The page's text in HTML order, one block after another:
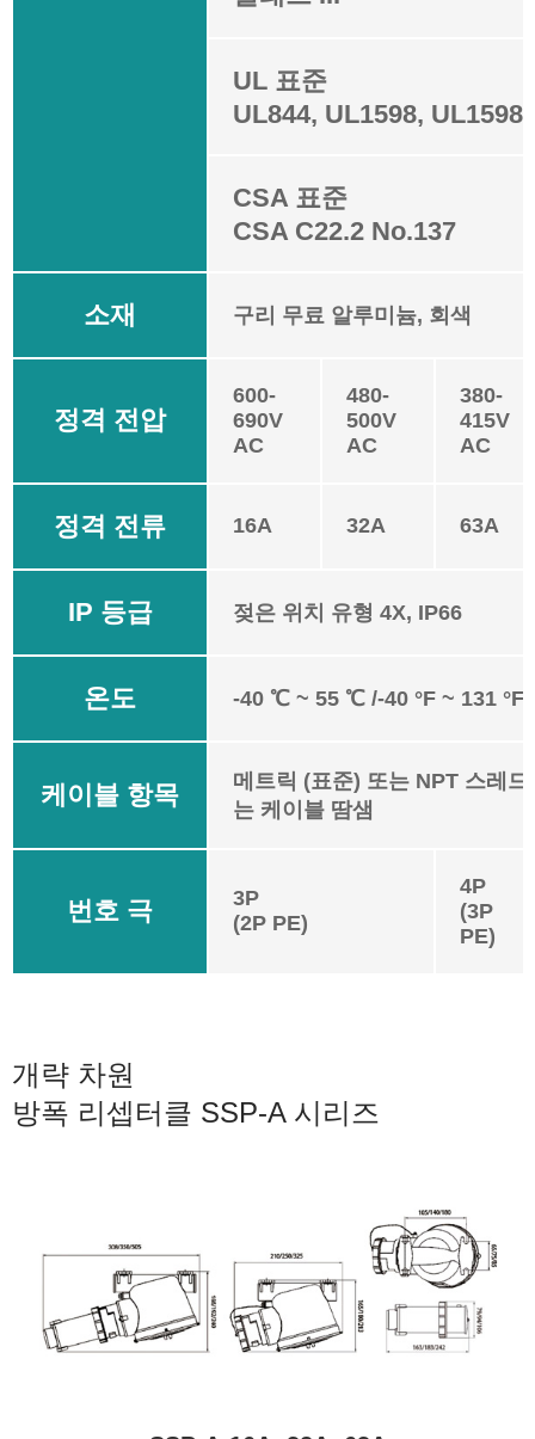
UL 표준
UL844, UL1598,
CSA 표준
CSA C22.2 No.137
소재 구리 무료 알루미늄, 회색
정격 전압
600-
690V
AC
480-
500V
AC
380-
415V
AC
정격 전류 16A 32A 63A
IP 등급 젖은 위치 유형 4X, IP66
온도 -40 ℃ ~ 55 ℃ /-40 °F ~ 131 °F
케이블 항목
메트릭 (표준) 또는 NPT 스레
는 케이블 땀샘
번호 극
3P
(2P PE)
4P
(3P
PE)
개략 차원
방폭 리셉터클 SSP-A 시리즈